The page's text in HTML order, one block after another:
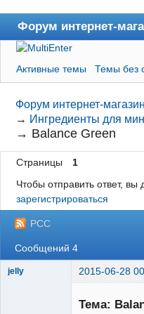
Форум интернет-
Форум
Пользователи
Поиск
Регистрация
Вход
В магазин
Активные темы Темы без
Форум интернет-
→ Ингредиенты для
→ Balance Green
Страницы
1
Чтобы отправить ответ, вы
зарегистрироваться
РСС
Сообщений 4
jelly 2015-06-28
Тема: